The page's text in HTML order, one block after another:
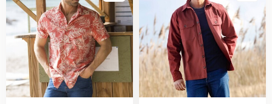
dvojité sedlo. Rovný
spodný lem. Možno prať
v práčke.
léga. 1 náprsné našité
vrecko. Dlhé rukávy.
Manžety na gombík, 2
možnosti nastavenia.
Vzadu dvojité sedlo.
Zaoblený dolný lem.